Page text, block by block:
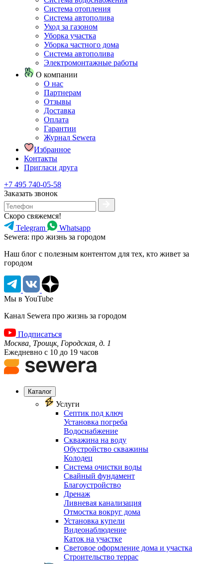
Система отопления
Система автополива
Уход за газоном
Уборка участка
Уборка частного дома
Система автополива
Электромонтажные работы
О компании
О нас
Партнерам
Отзывы
Доставка
Оплата
Гарантии
Журнал Sewera
Избранное
Контакты
Пригласи друга
+7 495 740-05-58
Заказать звонок
Скоро свяжемся!
Telegram
Whatsapp
Sewera: про жизнь за городом
Наш блог c полезным контентом для тех, кто живет за
городом
Мы в YouTube
Канал Sewera про жизнь за городом
Подписаться
Москва, Троицк, Городская, д. 1
Ежедневно с 10 до 19 часов
Каталог
Услуги
Септик под ключ
Установка погреба
Водоснабжение
Скважина на воду
Обустройство скважины
Колодец
Система очистки воды
Свайный фундамент
Благоустройство
Дренаж
Ливневая канализация
Отмостка вокруг дома
Установка купели
Видеонаблюдение
Каток на участке
Световое оформление дома и участка
Строительство террас